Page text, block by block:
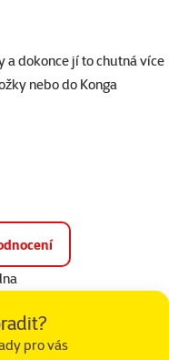
a dokonce jí to chutná více
nebo do Konga
pro vás